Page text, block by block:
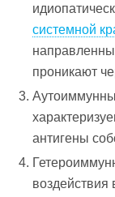
системной
проникают
антигены
воздействия